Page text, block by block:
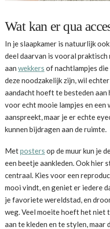
Wat kan er qua
In je slaapkamer is natuurlijk
deel daarvan is vooral
aan wekkers of nachtlampjes
deze noodzakelijk zijn, wil
aandacht hoeft te besteden
voor echt mooie lampjes en een
aanspreekt, maar je er echte
kunnen bijdragen aan de ruimte.
Metposters op de muur kun je
een beetje aankleden. Ook hier
centraal. Kies voor een
mooi vindt, en geniet er iedere
je favoriete wereldstad, en
weg. Veel moeite hoeft het niet
aan te kleden en te stylen, maar